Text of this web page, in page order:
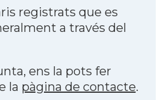
registrats que es
a través del
ens la pots fer
la pàgina de contacte.